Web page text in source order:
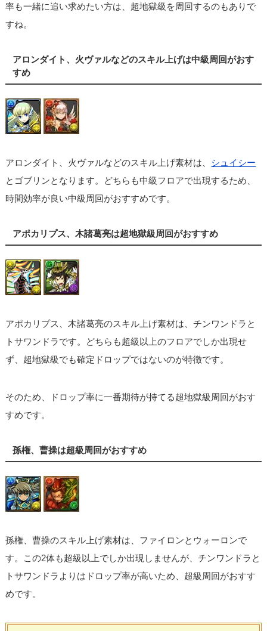
率も一緒に追い求めたい方は、超地獄級を周回するのもありで
すね。
アロンダイト、火ヴァルなどのスキル上げは中級周回がおす
すめ
アロンダイト、火ヴァルなどのスキル上げ素材は、 シュイシー
とゴブリンとなります。どちらも中級フロアで出現するため、
時間効率が良い中級周回がおすすめです。
アポカリプス、木諸葛亮は超地獄級周回がおすすめ
アポカリプス、木諸葛亮のスキル上げ素材は、チンワンドラと
トサワンドラです。どちらも超級以上のフロアでしか出現せ
ず、超地獄級でも確定ドロップではないのが特徴です。
そのため、ドロップ率に一番期待が持てる超地獄級周回がおす
すめです。
孫権、曹操は超級周回がおすすめ
孫権、曹操のスキル上げ素材は、ファイロンとウォーロンで
す。この2体も超級以上でしか出現しませんが、チンワンドラと
トサワンドラよりはドロップ率が高いため、超級周回がおすす
めです。